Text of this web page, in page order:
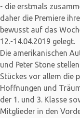
- die erstmals
daher die Premiere
bewusst auf das
12.-14.04.2019 gelegt.
Die amerikanischen
und Peter Stone
Stückes vor allem die
Hoffnungen und
der 1. und 3. Klasse
Mitglieder in den